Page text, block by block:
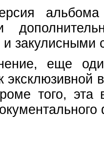
закулисными
еще
эксклюзивной
того, эта